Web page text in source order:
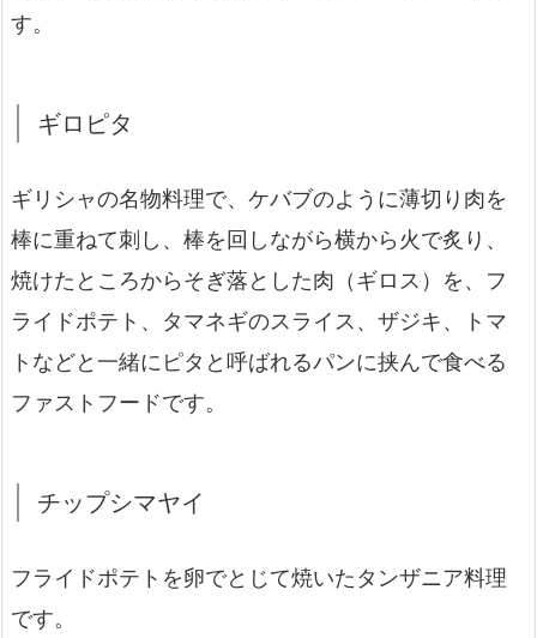
す。
ギロピタ
ギリシャの名物料理で、ケバブのように薄切り肉を
棒に重ねて刺し、棒を回しながら横から火で炙り、
焼けたところからそぎ落とした肉（ギロス）を、フ
ライドポテト、タマネギのスライス、ザジキ、トマ
トなどと一緒にピタと呼ばれるパンに挟んで食べる
ファストフードです。
チップシマヤイ
フライドポテトを卵でとじて焼いたタンザニア料理
です。